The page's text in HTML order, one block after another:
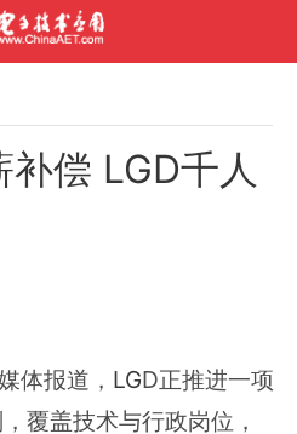
偿 LGD千人
体报道， LGD正推进一项
覆盖技术与行政岗位，